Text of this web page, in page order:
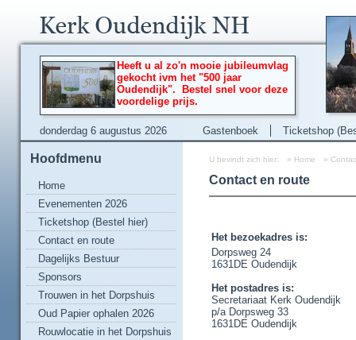
donderdag 6 augustus 2026 Gastenboek Ticketshop
Heeft u al zo'n mooie jubileumvlag
gekocht ivm het "500 jaar
Oudendijk". Bestel snel voor deze
voordelige prijs.
Hoofdmenu
Home
Evenementen 2026
Ticketshop (Bestel hier)
Contact en route
Dagelijks Bestuur
Sponsors
Trouwen in het Dorpshuis
Oud Papier ophalen 2026
Rouwlocatie in het Dorpshuis
U bevindt zich hier: » Home »
Contact en route
Het bezoekadres is:
Dorpsweg 24
1631DE Oudendijk
Het postadres is:
Secretariaat Kerk Oudendijk
p/a Dorpsweg 33
1631DE Oudendijk